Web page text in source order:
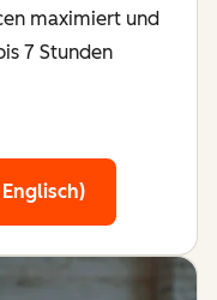
maximiert und
7 Stunden